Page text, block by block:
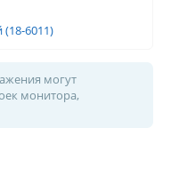
6011)
могут
монитора,